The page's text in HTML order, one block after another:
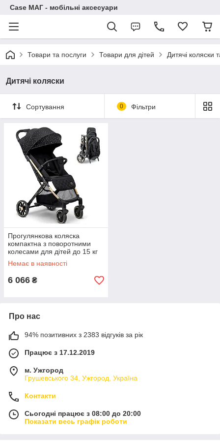
Case МАГ - мобільні аксесуари
Товари та послуги Товари для дітей Дитячі коляски
Дитячі коляски
Сортування 0 Фільтри
Прогулянкова коляска
компактна з поворотними
колесами для дітей до 15 кг
чорна Nukido СS-0211
Немає в наявності
6 066 ₴
Про нас
94% позитивних з 2383 відгуків за рік
Працює з 17.12.2019
м. Ужгород
Грушевського 34, Ужгород, Україна
Контакти
Сьогодні працює з 08:00 до 20:00
Показати весь графік роботи